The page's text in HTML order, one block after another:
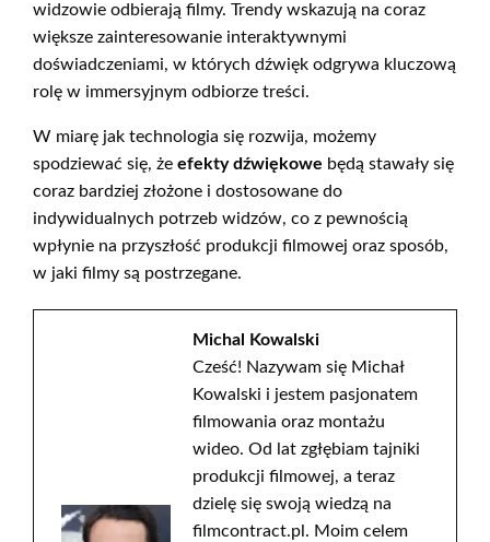
widzowie odbierają filmy. Trendy wskazują na coraz
większe zainteresowanie interaktywnymi
doświadczeniami, w których dźwięk odgrywa kluczową
rolę w immersyjnym odbiorze treści.
W miarę jak technologia się rozwija, możemy
spodziewać się, że efekty dźwiękowe będą stawały się
coraz bardziej złożone i dostosowane do
indywidualnych potrzeb widzów, co z pewnością
wpłynie na przyszłość produkcji filmowej oraz sposób,
w jaki filmy są postrzegane.
Michal Kowalski
Cześć! Nazywam się Michał
Kowalski i jestem pasjonatem
filmowania oraz montażu
wideo. Od lat zgłębiam tajniki
produkcji filmowej, a teraz
dzielę się swoją wiedzą na
filmcontract.pl. Moim celem